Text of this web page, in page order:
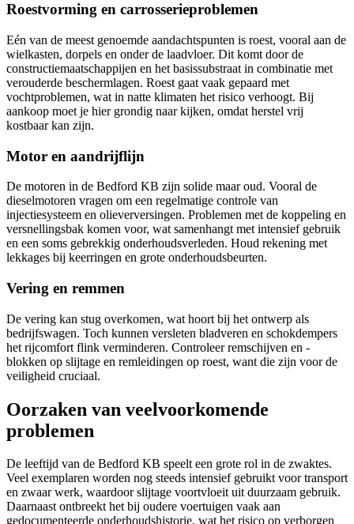
Roestvorming en carrosserieproblemen
Eén van de meest genoemde aandachtspunten is roest, vooral aan de
wielkasten, dorpels en onder de laadvloer. Dit komt door de
constructiemaatschappijen en het basissubstraat in combinatie met
verouderde beschermlagen. Roest gaat vaak gepaard met
vochtproblemen, wat in natte klimaten het risico verhoogt. Bij
aankoop moet je hier grondig naar kijken, omdat herstel vrij
kostbaar kan zijn.
Motor en aandrijflijn
De motoren in de Bedford KB zijn solide maar oud. Vooral de
dieselmotoren vragen om een regelmatige controle van
injectiesysteem en olieverversingen. Problemen met de koppeling en
versnellingsbak komen voor, wat samenhangt met intensief gebruik
en een soms gebrekkig onderhoudsverleden. Houd rekening met
lekkages bij keerringen en grote onderhoudsbeurten.
Vering en remmen
De vering kan stug overkomen, wat hoort bij het ontwerp als
bedrijfswagen. Toch kunnen versleten bladveren en schokdempers
het rijcomfort flink verminderen. Controleer remschijven en -
blokken op slijtage en remleidingen op roest, want die zijn voor de
veiligheid cruciaal.
Oorzaken van veelvoorkomende
problemen
De leeftijd van de Bedford KB speelt een grote rol in de zwaktes.
Veel exemplaren worden nog steeds intensief gebruikt voor transport
en zwaar werk, waardoor slijtage voortvloeit uit duurzaam gebruik.
Daarnaast ontbreekt het bij oudere voertuigen vaak aan
gedocumenteerde onderhoudshistorie, wat het risico op verborgen